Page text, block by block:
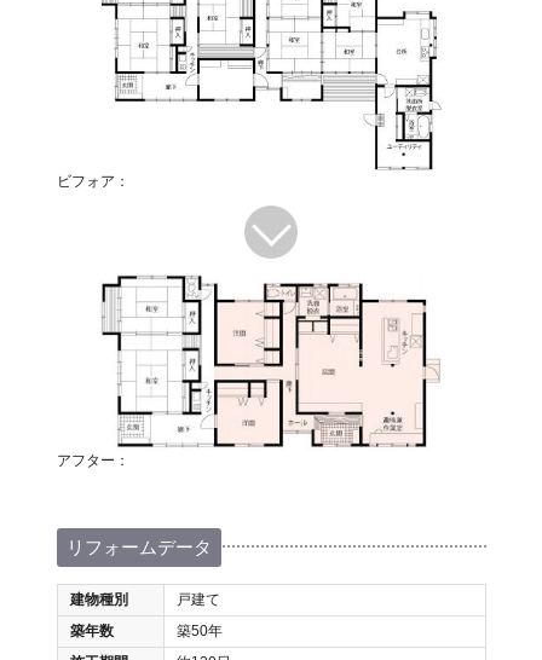
ビフォア：
アフター：
リフォームデータ
建物種別
戸建て
築年数
築50年